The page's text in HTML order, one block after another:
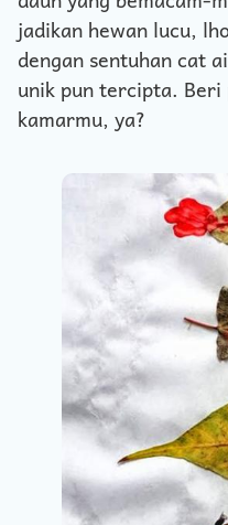
jadikan hewan lucu,
dengan sentuhan cat
unik pun tercipta.
kamarmu, ya?